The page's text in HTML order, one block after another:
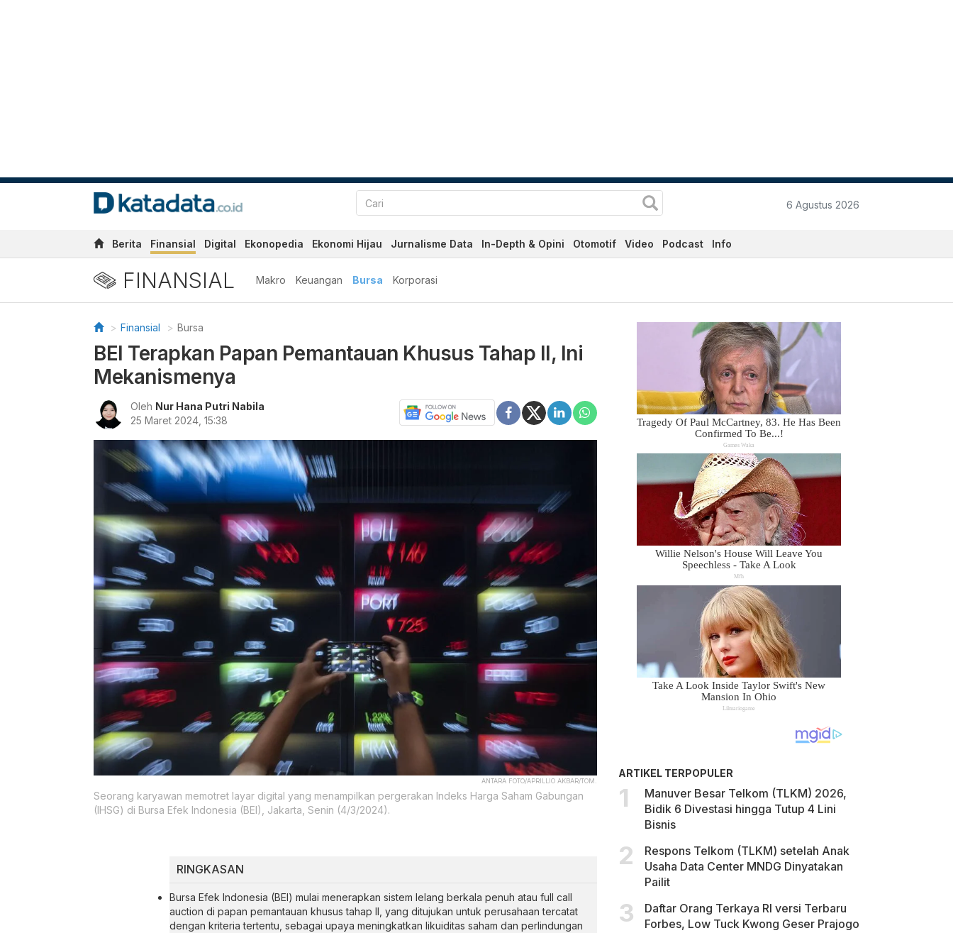
6 Agustus 2026
Berita Finansial Digital Ekonopedia Ekonomi Hijau Jurnalisme Data In-Depth & Opini Otomotif Video Podcast Info
FINANSIAL Makro Keuangan Bursa Korporasi
Finansial Bursa
BEI Terapkan Papan Pemantauan Khusus Tahap II, Ini
Mekanismenya
Oleh Nur Hana Putri Nabila
25 Maret 2024, 15:38
ANTARA FOTO/APRILLIO AKBAR/TOM.
Seorang karyawan memotret layar digital yang menampilkan pergerakan Indeks Harga Saham Gabungan
(IHSG) di Bursa Efek Indonesia (BEI), Jakarta, Senin (4/3/2024).
RINGKASAN
Bursa Efek Indonesia (BEI) mulai menerapkan sistem lelang berkala penuh atau full call
auction di papan pemantauan khusus tahap II, yang ditujukan untuk perusahaan tercatat
dengan kriteria tertentu, sebagai upaya meningkatkan likuiditas saham dan perlindungan
ARTIKEL TERPOPULER
Manuver Besar Telkom (TLKM) 2026,
Bidik 6 Divestasi hingga Tutup 4 Lini
Bisnis
Respons Telkom (TLKM) setelah Anak
Usaha Data Center MNDG Dinyatakan
Pailit
Daftar Orang Terkaya RI versi Terbaru
Forbes, Low Tuck Kwong Geser Prajogo